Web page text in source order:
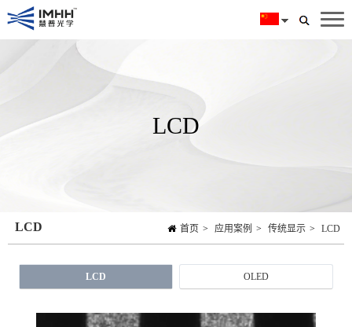
LCD
首页 > 应用案例 > 传统显示 > LCD
LCD
LCD OLED